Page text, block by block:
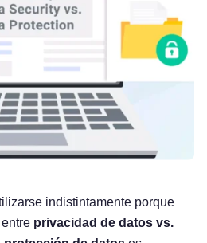
indistintamente porque
privacidad de datos vs.